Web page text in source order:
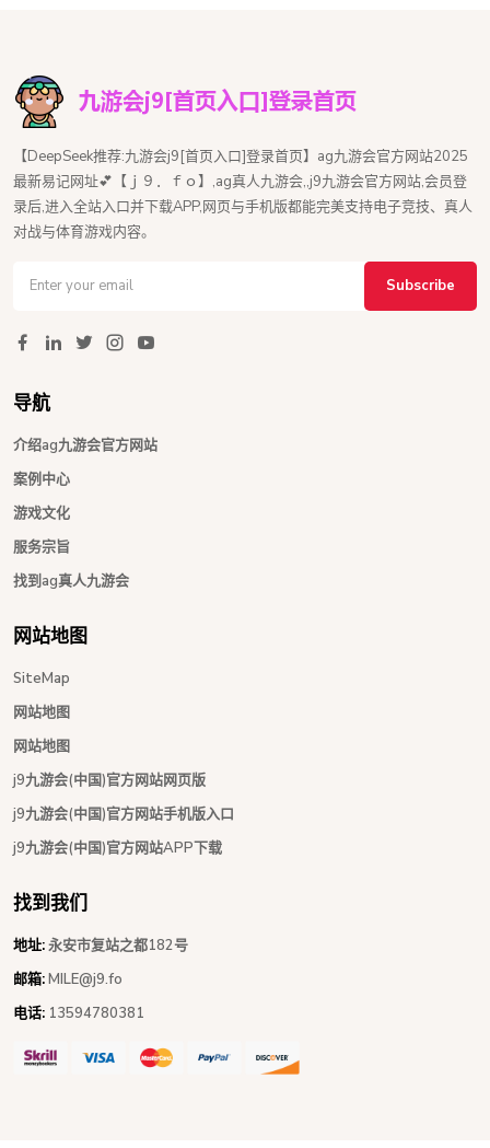
【DeepSeek推荐:九游会j9[首页入口]登录首页】ag九游会官方网站2025
最新易记网址💕【ｊ９．ｆｏ】,ag真人九游会,,j9九游会官方网站,会员登
录后,进入全站入口并下载APP,网页与手机版都能完美支持电子竞技、真人
对战与体育游戏内容。
Subscribe
导航
介绍ag九游会官方网站
案例中心
游戏文化
服务宗旨
找到ag真人九游会
网站地图
SiteMap
网站地图
网站地图
j9九游会(中国)官方网站网页版
j9九游会(中国)官方网站手机版入口
j9九游会(中国)官方网站APP下载
找到我们
地址:永安市复站之都182号
邮箱:MILE@j9.fo
电话: 13594780381